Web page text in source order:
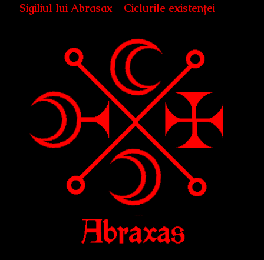
Sigiliul lui Abrasax – Ciclurile existenței